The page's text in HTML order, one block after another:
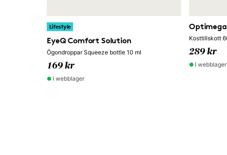
Lifestyle
EyeQ Comfort Solution
Ögondroppar Squeeze bottle 10 ml
169 kr
I webblager
Kosttillskott
289 kr
I webblager